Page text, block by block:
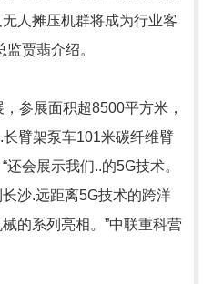
人摊压机群将成为行业客
贾翡介绍。
参展面积超8500平方米，
臂架泵车101米碳纤维臂
会展示我们..的5G技术。
沙.远距离5G技术的跨洋
的系列亮相。”中联重科营